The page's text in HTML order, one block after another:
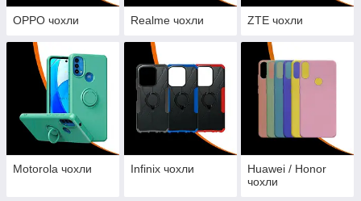
OPPO чохли Realme чохли ZTE чохли
Motorola чохли Infinix чохли
Huawei / Honor
чохли